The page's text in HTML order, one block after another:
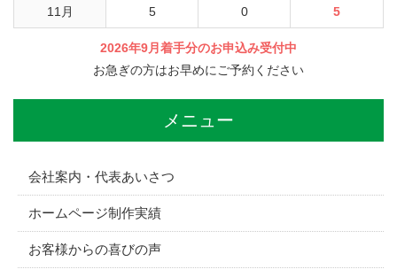
11月 5 0 5
2026年9月着手分のお申込み受付中
お急ぎの方はお早めにご予約ください
メニュー
会社案内・代表あいさつ
ホームページ制作実績
お客様からの喜びの声